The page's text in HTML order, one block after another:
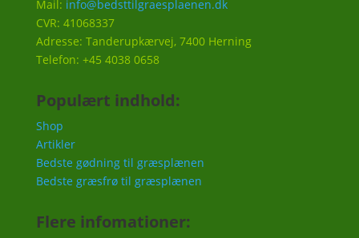
Mail: info@bedsttilgraesplaenen.dk
CVR: 41068337
Adresse: Tanderupkærvej, 7400 Herning
Telefon: +45 4038 0658
Populært indhold:
Shop
Artikler
Bedste gødning til græsplænen
Bedste græsfrø til græsplænen
Flere infomationer: